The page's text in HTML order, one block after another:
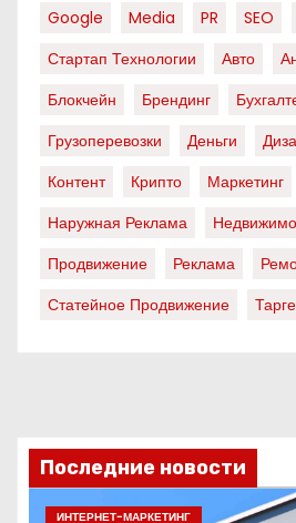
Google
Media PR SEO
Стартап Технологии
Авто
Блокчейн
Брендинг
Грузоперевозки
Деньги
Контент
Крипто
Маркетинг
Наружная Реклама
Продвижение
Реклама
Статейное Продвижение
Последние новости
ИНТЕРНЕТ-МАРКЕТИНГ